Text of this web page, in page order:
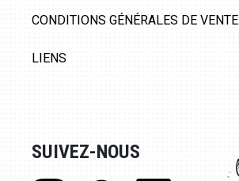
CONDITIONS GÉNÉRALES DE VENTE
LIENS
SUIVEZ-NOUS